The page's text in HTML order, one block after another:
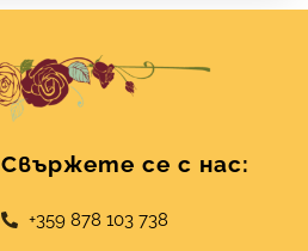
Свържете се с нас:
+359 878 103 738